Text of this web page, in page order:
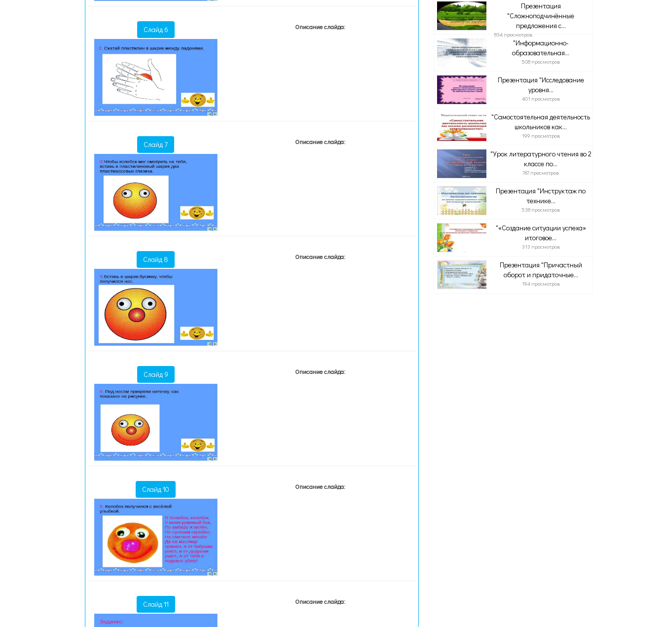
Слайд 6 Описание слайда:
Слайд 7 Описание слайда:
Слайд 8 Описание слайда:
Слайд 9 Описание слайда:
Слайд 10 Описание слайда:
Слайд 11 Описание слайда:
Презентация
"Сложноподчинённые
предложения с...
834 просмотров
"Информационно-
образовательная...
508 просмотров
Презентация "Исследование
уровня...
401 просмотров
"Самостоятельная деятельность
школьников как...
199 просмотров
"Урок литературного чтения во 2
классе по...
767 просмотров
Презентация "Инструктаж по
технике...
538 просмотров
"«Создание ситуации успеха»
итоговое...
313 просмотров
Презентация "Причастный
оборот и придаточные...
194 просмотров